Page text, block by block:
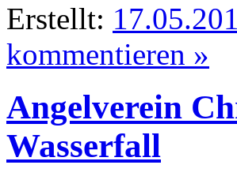
Erstellt:
kommentieren »
Angelverein
Wasserfall